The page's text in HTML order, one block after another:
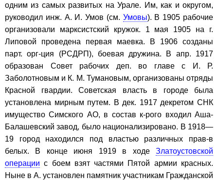
одним из самых развитых на Урале. Им, как и округом,
руководил инж. А. И. Умов (см. Умовы). В 1905 рабочие
организовали марксистский кружок. 1 мая 1905 на г.
Липовой проведена первая маевка. В 1906 созданы
парт. орг-ция (РСДРП), боевая дружина. В апр. 1917
образован Совет рабочих деп. во главе с И. Р.
Заболотновым и К. М. Тумановым, организованы отряды
Красной гвардии. Советская власть в городе была
установлена мирным путем. В дек. 1917 декретом СНК
имущество Симского АО, в состав к-рого входил Аша-
Балашевский завод, было национализировано. В 1918—
19 город находился под властью различных прав-в
белых. В конце июня 1919 в ходе Златоустовской
операции с боем взят частями Пятой армии красных.
Ныне в А. установлен памятник участникам Гражданской